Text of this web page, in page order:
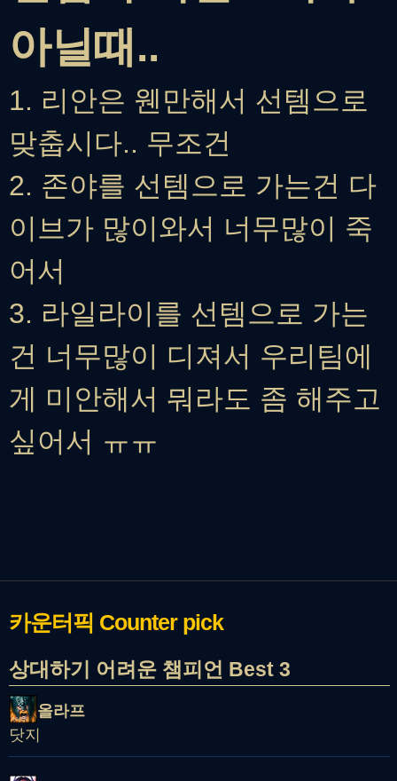
아닐때..
1. 리안은 웬만해서 선템으로
맞춥시다.. 무조건
2. 존야를 선템으로 가는건 다
이브가 많이와서 너무많이 죽
어서
3. 라일라이를 선템으로 가는
건 너무많이 디져서 우리팀에
게 미안해서 뭐라도 좀 해주고
싶어서 ㅠㅠ
카운터픽 Counter pick
상대하기 어려운 챔피언 Best 3
올라프
닷지